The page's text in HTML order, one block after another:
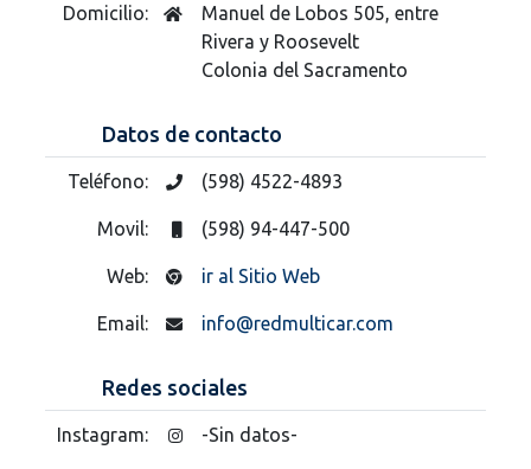
Domicilio:
Manuel de Lobos 505, entre
Rivera y Roosevelt
Colonia del Sacramento
Datos de contacto
Teléfono: (598) 4522-4893
Movil: (598) 94-447-500
Web: ir al Sitio Web
Email: info@redmulticar.com
Redes sociales
Instagram: -Sin datos-